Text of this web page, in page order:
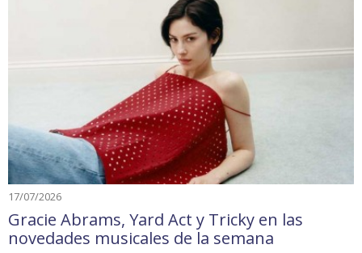
17/07/2026
Gracie Abrams, Yard Act y Tricky en las
novedades musicales de la semana